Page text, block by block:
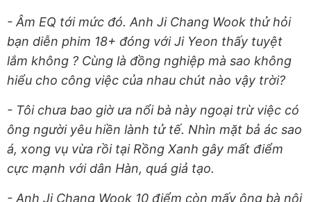
- Âm EQ tới mức đó. Anh Ji Chang Wook thử hỏi
bạn diễn phim 18+ đóng với Ji Yeon thấy tuyệt
lắm không ? Cùng là đồng nghiệp mà sao không
hiểu cho công việc của nhau chút nào vậy trời?
- Tôi chưa bao giờ ưa nổi bà này ngoại trừ việc có
ông người yêu hiền lành tử tế. Nhìn mặt bả ác sao
á, xong vụ vừa rồi tại Rồng Xanh gây mất điểm
cực mạnh với dân Hàn, quá giả tạo.
- Anh Ji Chang Wook 10 điểm còn mấy ông bà nội